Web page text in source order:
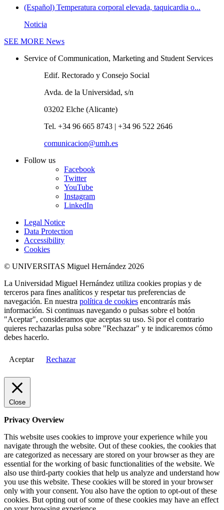
(Español) Temperatura corporal elevada, taquicardia o...
Noticia
SEE MORE News
Service of Communication, Marketing and Student Services
Edif. Rectorado y Consejo Social
Avda. de la Universidad, s/n
03202 Elche (Alicante)
Tel. +34 96 665 8743 | +34 96 522 2646
comunicacion@umh.es
Follow us
Facebook
Twitter
YouTube
Instagram
LinkedIn
Legal Notice
Data Protection
Accessibility
Cookies
© UNIVERSITAS Miguel Hernández 2026
La Universidad Miguel Hernández utiliza cookies propias y de
terceros para fines analíticos y respetar tus preferencias de
navegación. En nuestra política de cookies encontrarás más
información. Si continuas navegando o pulsas sobre el botón
"Aceptar", consideramos que aceptas su uso. Si por el contrario
quieres rechazarlas pulsa sobre "Rechazar" y te indicaremos cómo
debes hacerlo.
Aceptar Rechazar
Close
Privacy Overview
This website uses cookies to improve your experience while you
navigate through the website. Out of these cookies, the cookies that
are categorized as necessary are stored on your browser as they are
essential for the working of basic functionalities of the website. We
also use third-party cookies that help us analyze and understand how
you use this website. These cookies will be stored in your browser
only with your consent. You also have the option to opt-out of these
cookies. But opting out of some of these cookies may have an effect